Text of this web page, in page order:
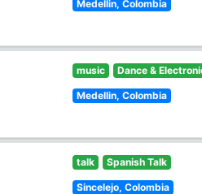
Medellin, Colombia
music Dance &
Medellin, Colombia
talk Spanish Talk
Sincelejo, Colombia